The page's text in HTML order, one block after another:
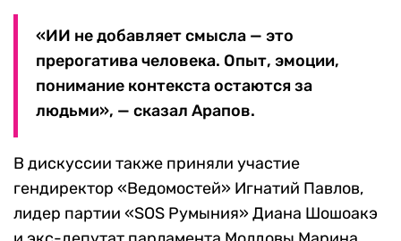
«ИИ не добавляет смысла — это
прерогатива человека. Опыт, эмоции,
понимание контекста остаются за
людьми», — сказал Арапов.
В дискуссии также приняли участие
гендиректор «Ведомостей» Игнатий Павлов,
лидер партии «SOS Румыния» Диана Шошоакэ